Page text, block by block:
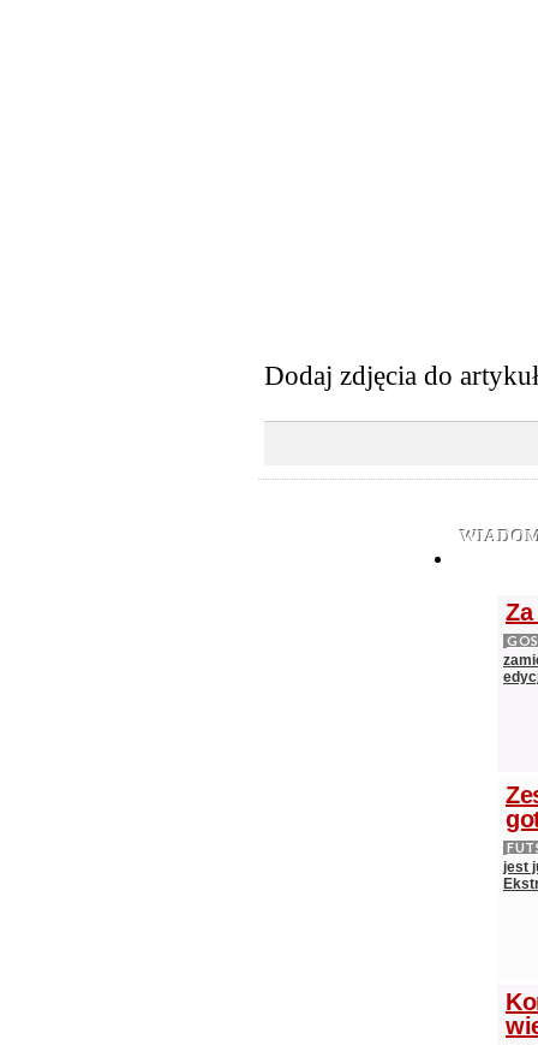
Dodaj zdjęcia do
jest